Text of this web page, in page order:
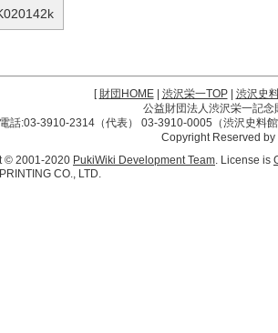
[財団HOME| 渋沢栄一TOP| 渋沢史
公益財団法人渋沢栄一記
電話:03-3910-2314（代表） 03-3910-0005（渋沢史料
Copyright Reserved
© 2001-2020 PukiWiki Development Team. License is
CO., LTD.